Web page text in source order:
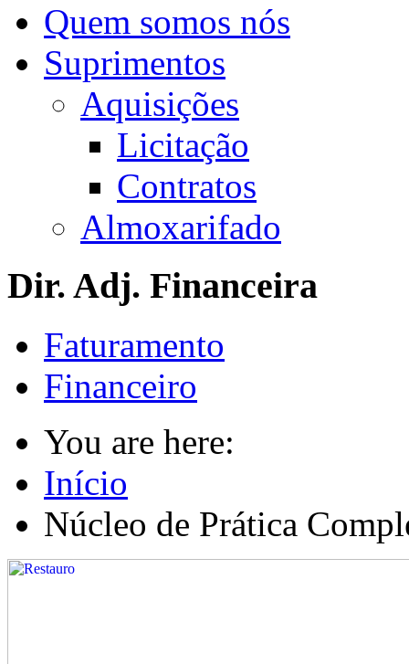
Quem somos nós
Suprimentos
Aquisições
Licitação
Contratos
Almoxarifado
Dir. Adj. Financeira
Faturamento
Financeiro
You are here:
Início
Núcleo de Prática